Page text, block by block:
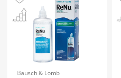
Bausch & Lomb